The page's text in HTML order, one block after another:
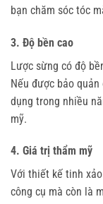
bạn chăm sóc tóc
3. Độ bền cao
Lược sừng có độ
Nếu được bảo
dụng trong nhiều
mỹ.
4. Giá trị thẩm mỹ
Với thiết kế tinh
công cụ mà còn là